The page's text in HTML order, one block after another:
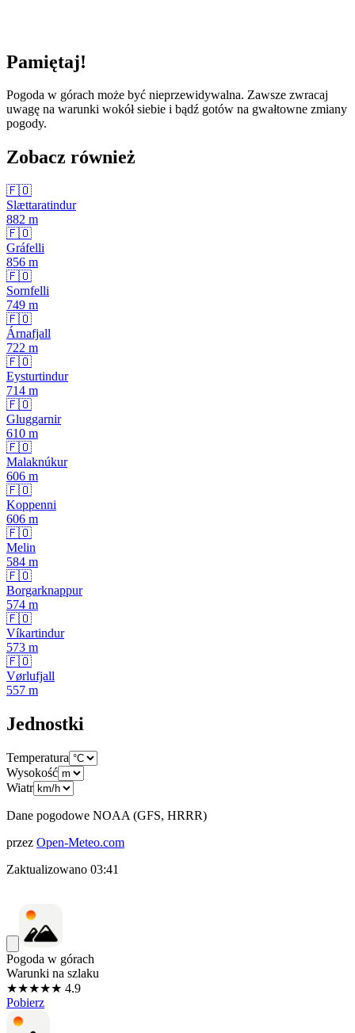
Pamiętaj!
Pogoda w górach może być nieprzewidywalna. Zawsze zwracaj
uwagę na warunki wokół siebie i bądź gotów na gwałtowne zmiany
pogody.
Zobacz również
🇫🇴
Slættaratindur
882 m
🇫🇴
Gráfelli
856 m
🇫🇴
Sornfelli
749 m
🇫🇴
Árnafjall
722 m
🇫🇴
Eysturtindur
714 m
🇫🇴
Gluggarnir
610 m
🇫🇴
Malaknúkur
606 m
🇫🇴
Koppenni
606 m
🇫🇴
Melin
584 m
🇫🇴
Borgarknappur
574 m
🇫🇴
Víkartindur
573 m
🇫🇴
Vørlufjall
557 m
Jednostki
Temperatura
Wysokość
Wiatr
Dane pogodowe NOAA (GFS, HRRR)
przez Open-Meteo.com
Zaktualizowano 03:41
Pogoda w górach
Warunki na szlaku
★★★★★ 4.9
Pobierz